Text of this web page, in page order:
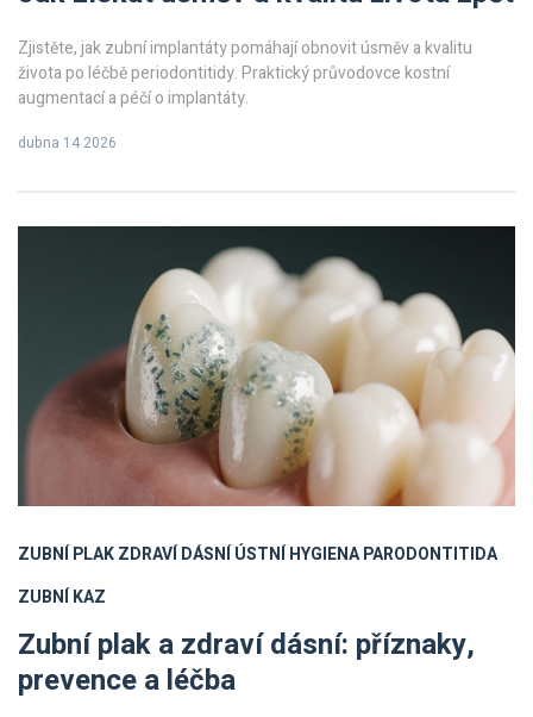
Zjistěte, jak zubní implantáty pomáhají obnovit úsměv a kvalitu
života po léčbě periodontitidy. Praktický průvodovce kostní
augmentací a péčí o implantáty.
dubna 14 2026
ZUBNÍ PLAKZDRAVÍ DÁSNÍÚSTNÍ HYGIENAPARODONTITIDA
ZUBNÍ KAZ
Zubní plak a zdraví dásní: příznaky,
prevence a léčba